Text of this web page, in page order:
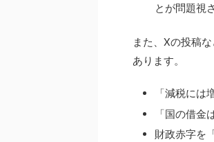
とが問題視
また、Xの投稿
あります。
「減税には
「国の借
財政赤字を